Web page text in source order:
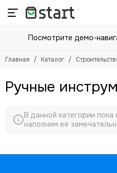
Строительство и ремонт
Смотреть все товары
Инструменты
Инструменты
Смотреть все товары
Электроинструменты
Посмотрите демо-
Главная Каталог
Ручные
В данной категории
наполним её